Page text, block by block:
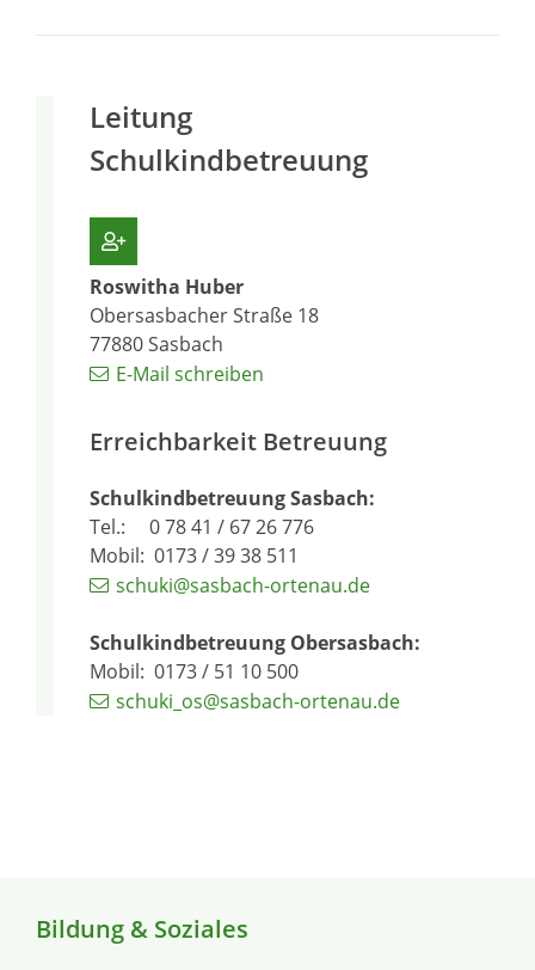
Bildung & Soziales
Leitung
Schulkindbetreuung
Roswitha Huber
Obersasbacher Straße 18
77880Sasbach
E-Mail schreiben
Erreichbarkeit Betreuung
Schulkindbetreuung Sasbach:
Tel.: 0 78 41 / 67 26 776
Mobil: 0173 / 39 38 511
schuki@sasbach-ortenau.de
Schulkindbetreuung Obersasbach:
Mobil: 0173 / 51 10 500
schuki_os@sasbach-ortenau.de